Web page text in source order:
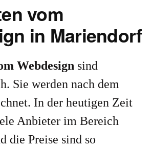
vom
in Mariendorf
Webdesign sind
Sie werden nach dem
In der heutigen Zeit
Anbieter im Bereich
die Preise sind so